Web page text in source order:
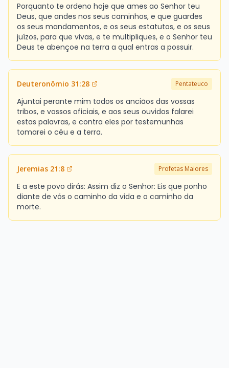
Porquanto te ordeno hoje que ames ao Senhor teu
Deus, que andes nos seus caminhos, e que guardes
os seus mandamentos, e os seus estatutos, e os seus
juízos, para que vivas, e te multipliques, e o Senhor teu
Deus te abençoe na terra a qual entras a possuir.
Deuteronômio 31:28 Pentateuco
Ajuntai perante mim todos os anciãos das vossas
tribos, e vossos oficiais, e aos seus ouvidos falarei
estas palavras, e contra eles por testemunhas
tomarei o céu e a terra.
Jeremias 21:8 Profetas Maiores
E a este povo dirás: Assim diz o Senhor: Eis que ponho
diante de vós o caminho da vida e o caminho da
morte.